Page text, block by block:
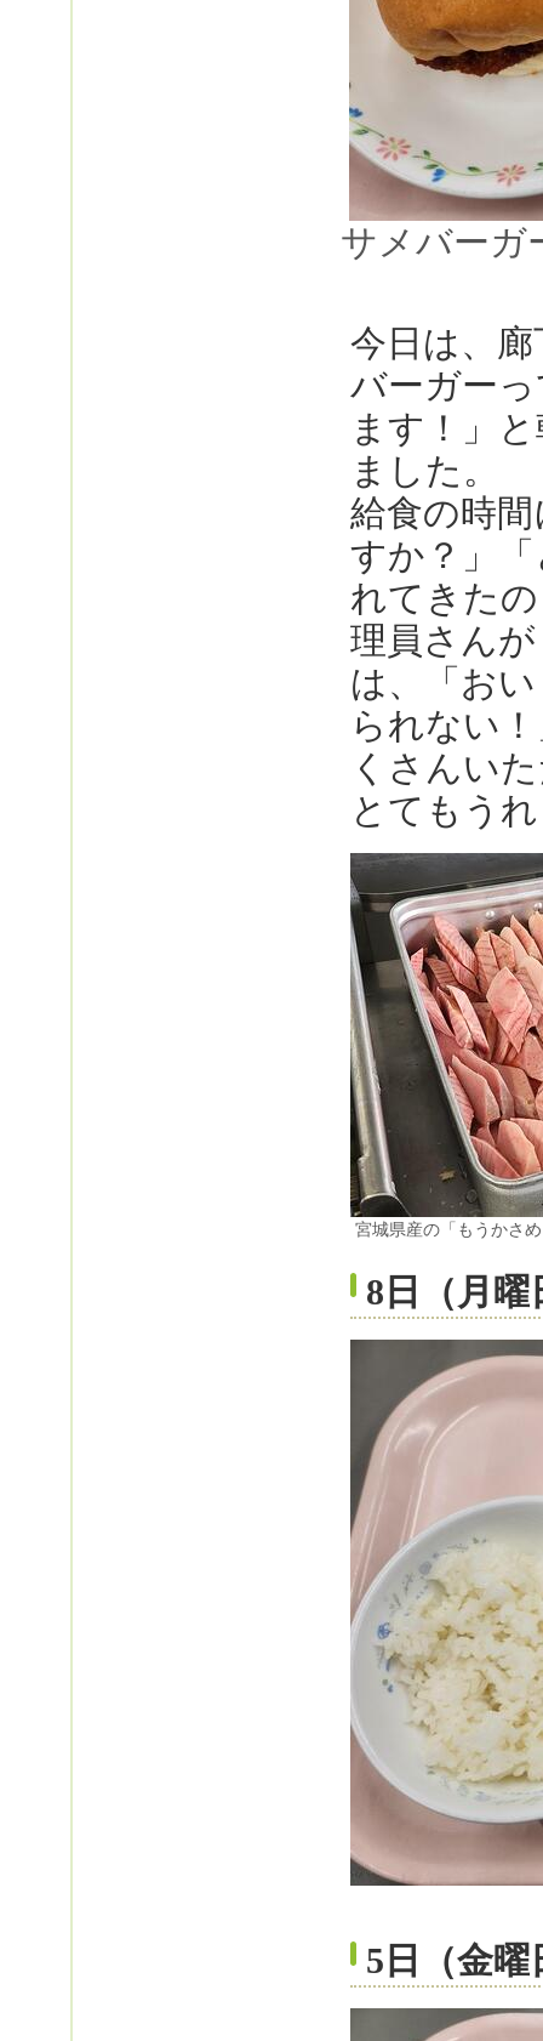
サメバー
今日は、
バーガー
ます！」
ました。
給食の時
すか？」
れてきた
理員さん
は、「お
られない
くさんい
とてもう
宮城県産の「もうかさ
8日（月曜
5日（金曜